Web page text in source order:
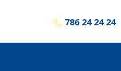
786 24 24 24